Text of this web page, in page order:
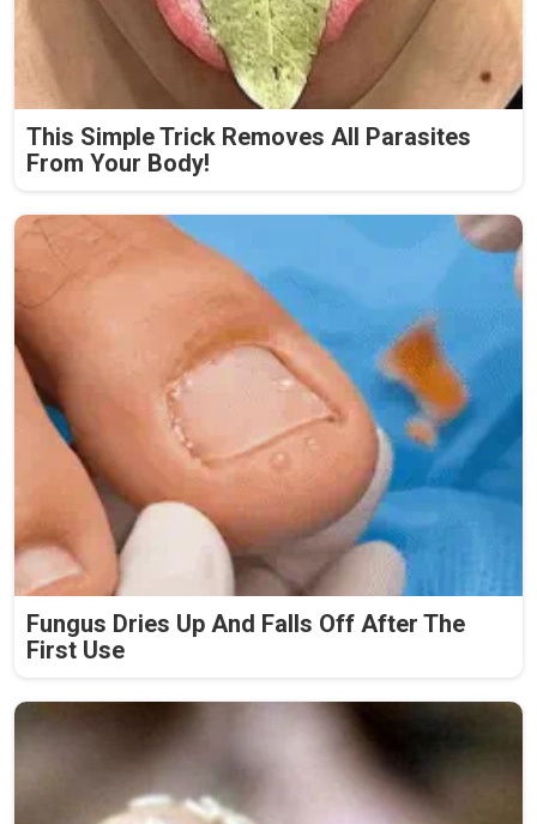
This Simple Trick Removes All Parasites
From Your Body!
Fungus Dries Up And Falls Off After The
First Use